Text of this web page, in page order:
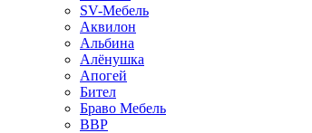
SV-Мебель
Аквилон
Альбина
Алёнушка
Апогей
Бител
Браво Мебель
ВВР